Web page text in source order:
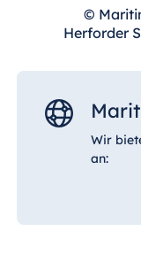
©
Herforder
Wir
an: